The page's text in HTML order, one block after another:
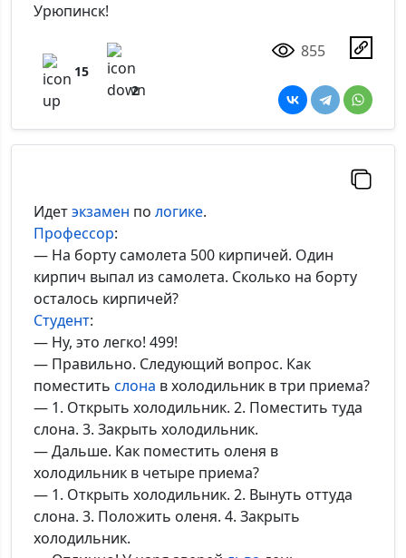
Урюпинск!
15
2
855
Идетэкзамен по логике.
Профессор:
— На борту самолета 500 кирпичей. Один
кирпич выпал из самолета. Сколько на борту
осталось кирпичей?
Студент:
— Ну, это легко! 499!
— Правильно. Следующий вопрос. Как
поместить слона в холодильник в три приема?
— 1. Открыть холодильник. 2. Поместить туда
слона. 3. Закрыть холодильник.
— Дальше. Как поместить оленя в
холодильник в четыре приема?
— 1. Открыть холодильник. 2. Вынуть оттуда
слона. 3. Положить оленя. 4. Закрыть
холодильник.